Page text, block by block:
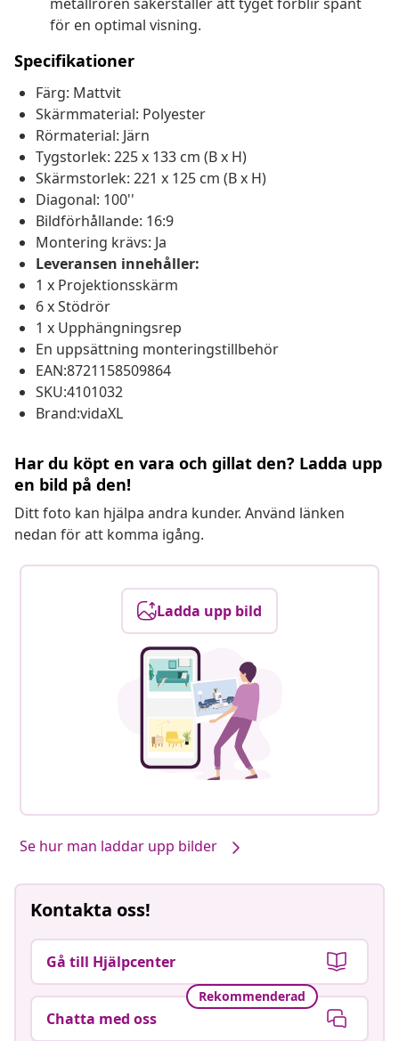
för en optimal visning.
Specifikationer
Färg: Mattvit
Skärmmaterial: Polyester
Rörmaterial: Järn
Tygstorlek: 225 x 133 cm (B x H)
Skärmstorlek: 221 x 125 cm (B x H)
Diagonal: 100''
Bildförhållande: 16:9
Montering krävs: Ja
Leveransen innehåller:
1 x Projektionsskärm
6 x Stödrör
1 x Upphängningsrep
En uppsättning monteringstillbehör
EAN:8721158509864
SKU:4101032
Brand:vidaXL
Har du köpt en vara och gillat den? Ladda upp
en bild på den!
Ditt foto kan hjälpa andra kunder. Använd länken
nedan för att komma igång.
Ladda upp bild
Se hur man laddar upp bilder
Kontakta oss!
Gå till Hjälpcenter
Rekommenderad
Chatta med oss